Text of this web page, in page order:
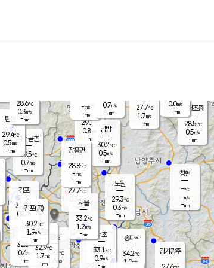
양주
29.1℃
0.8
-mm
과천
29.0℃
경기광주
파주금촌
29.5℃
0.7m/s
-mm
가평조종
28.5℃
0.5m/s
-mm
27.7℃
1.7m/s
-mm
창현
-℃
-m/s
-mm
탄현
29.4℃
0.5m/s
-mm
0.0m/s
-mm
김포
31.0℃
0.3 m/s
mm
광명
33.2 ℃
1.6 m/s
부천
32.5℃
0.4m/s
-mm
구로
32.9℃
1.7m/s
-mm
은평
27.7℃
0.3 m/s
- mm
노원
29.3℃
0.3m/s
-mm
송파*
34.2℃
1.0m/s
서초
33.1℃
0.9m/s
-mm
남방
30.2℃
0.5m/s
-mm
장흥면
28.8℃
-m/s
-mm
-m/s
-mm
김포(공)
30.2℃
1.9m/s
-mm
서울
33.2℃
1.2m/s
-mm
28.6℃
0.3m/s
-mm
0.7m/s
-mm